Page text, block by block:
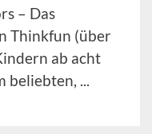
– Das
Thinkfun (über
ab acht
...